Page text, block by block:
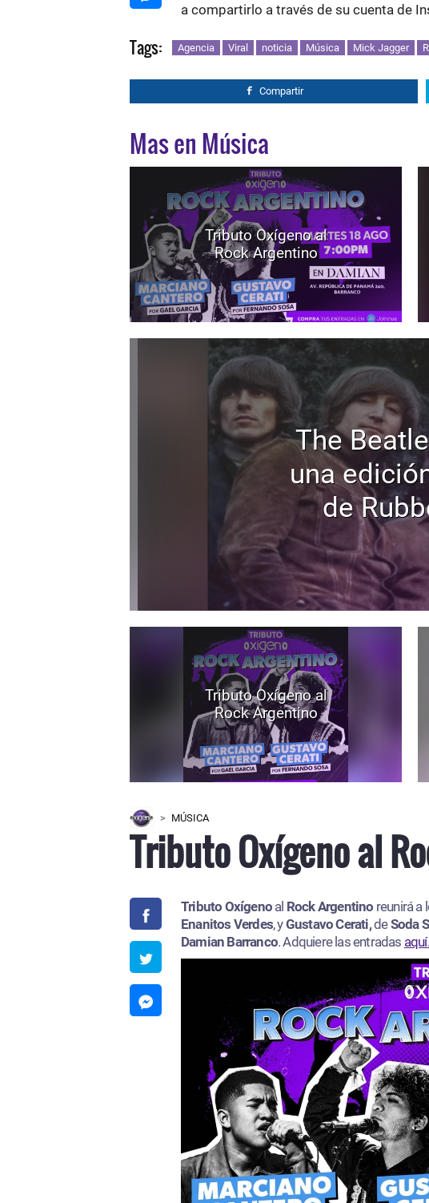
a compartirlo a través de su cuenta de
Tags: Agencia Viral noticia Música Mick Jagger
Compartir
Mas en Música
Tributo Oxígeno al
Rock Argentino
The
una
de
Tributo Oxígeno al
Rock Argentino
MÚSICA
Tributo Oxígeno al
Tributo Oxígeno al Rock Argentino reunirá a
Enanitos Verdes, yGustavo Cerati,deSoda
Damian Barranco. Adquiere las entradas aquí.